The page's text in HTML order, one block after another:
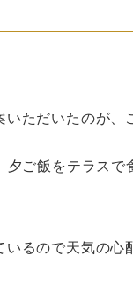
ただいたのが、
ご飯をテラス
るので天気の